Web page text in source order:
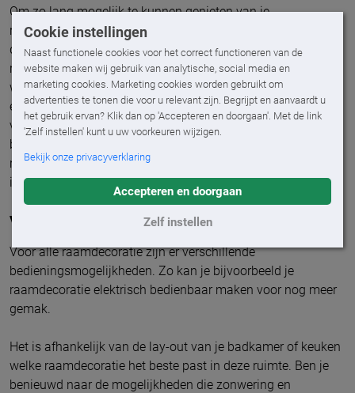
Cookie instellingen
Naast functionele cookies voor het correct functioneren van de
website maken wij gebruik van analytische, social media en
marketing cookies. Marketing cookies worden gebruikt om
advertenties te tonen die voor u relevant zijn. Begrijpt en aanvaardt u
het gebruik ervan? Klik dan op 'Accepteren en doorgaan'. Met de link
'Zelf instellen' kunt u uw voorkeuren wijzigen.
Bekijk onze privacyverklaring
Accepteren en doorgaan
Zelf instellen
Om zo lang mogelijk te kunnen genieten van je
raamdecoratie is het belangrijk dat je er rekening mee houdt
dat je raamdecoratie niet regelmatig nat wordt. Ook al is je
raamdecoratie vochtbestendig, het elke keer volledig nat
worden van de raamdecoratie zal de levensduur verkorten
en dat is zonde! Lucht je badkamer ook goed door, hierdoor
verklein je de kans op schimmel en zorg je ervoor dat je
badkamer geen muffe ruimte wordt. Het is slim om je
raamdecoratie eens in de zoveel tijd schoon te maken. Vaak
is het afstoffen met een droge doek of plumeau genoeg.
Voorzien van gemak!
Voor alle raamdecoratie zijn er verschillende
bedieningsmogelijkheden. Zo kan je bijvoorbeeld je
raamdecoratie elektrisch bedienbaar maken voor nog meer
gemak.
Het is afhankelijk van de lay-out van je badkamer of keuken
welke raamdecoratie het beste past in deze ruimte. Ben je
benieuwd naar de mogelijkheden die zonwering en